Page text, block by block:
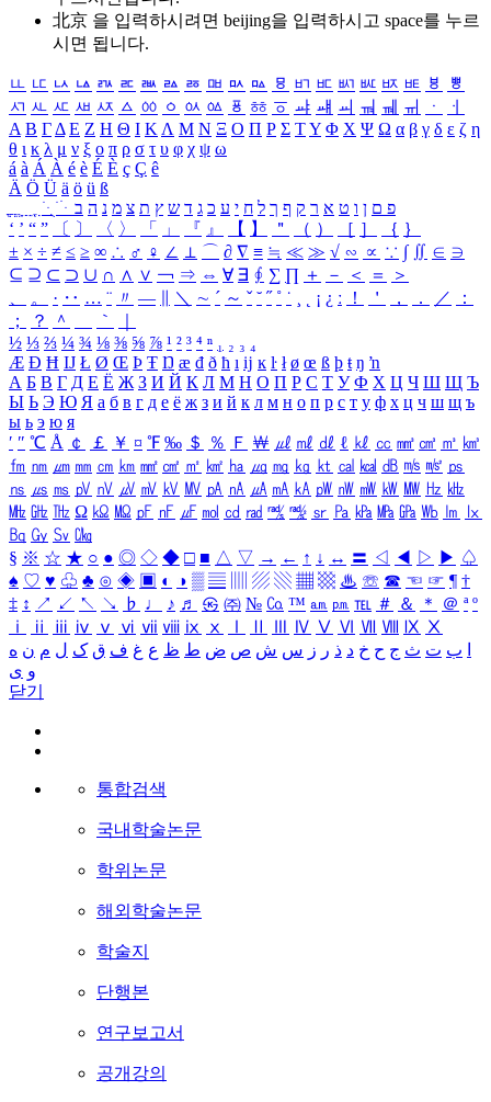
北京 을 입력하시려면 beijing을 입력하시고 space를 누르
시면 됩니다.
ㅥ ㅦ ㅧ ㅨ ㅩ ㅪ ㅫ ㅬ ㅭ ㅮ ㅯ ㅰ ㅱ ㅲ ㅳ ㅴ ㅵ ㅶ ㅷ ㅸ
ㅹ
ㅺ ㅻ ㅼ ㅽ ㅾ ㅿ ㆀ ㆁ ㆂ ㆃ ㆄ ㆅ ㆆ ㆇ ㆈ ㆉ ㆊ ㆋ ㆌ ㆍ
ㆎ
Α Β ΓΔ Ε Ζ Η Θ Ι ΚΛ Μ Ν Ξ Ο Π Ρ Σ ΤΥ Φ Χ Ψ Ω α β γ δ ε ζ η
θ ι κ λ μ ν ξ ο π ρ σ τ υ φ χ ψ ω
á à Á À é è É È ç Ç ê
Ä Ö Ü ä ö ü ß
ִֶֹ ֻּ ׁׂ פ ם ן ו ט א ר ק ף ך ל ח י ע כ ג ד ש ץ ת צ מ נ ה ב
‘ ’ “ ” 〔 〕 〈 〉 「 」 『 』 【 】 ＂ （ ） ［ ］ ｛ ｝
± × ÷ ≠ ≤ ≥ ∞ ∴ ♂ ♀ ∠ ⊥ ⌒ ∂ ∇ ≡ ≒ ≪ ≫ √ ∽ ∝ ∵ ∫ ∬ ∈ ∋
⊆ ⊇ ⊂ ⊃ ∪ ∩ ∧ ∨ ￢ ⇒ ⇔ ∀ ∃ ∮ ∑ ∏ ＋ － ＜ ＝
＞
、
。 · ‥ … ¨ 〃 ― ＼ ∼ ´ ～ ˇ ˘ ˝ ˚ ˙ ¸ ¡ ¿ ː ！ ＇ ， ． ／
：
；
？ ＾ ｀
½ ⅓ ⅔ ¼ ¾ ⅛ ⅜ ⅝ ⅞ ¹ ² ³ ⁴ ⁿ ₁ ₂ ₃ ₄
Æ Ð Ħ Ĳ Ł Ø Œ Þ Ŧ Ŋ æ đ ð ħ ı ĳ ĸ ŀ ł ø œ ß þ ŧ ŋ ŉ
А Б В Г Д Е Ё Ж З И Й К Л М Н О П Р С Т У Ф Х Ц Ч Ш Щ Ъ
Ы Ь Э Ю Я а б в г д е ё ж з и й к л м н о п р с т у ф х ц ч ш щ ъ
ы ь э ю я
′ ″ ℃ Å ￠ ￡ ￥ ¤ ℉ ‰ ＄ ％ Ｆ ￦ ㎕ ㎖ ㎗ ℓ ㎘ ㏄ ㎣ ㎤ ㎥ ㎦
㎙ ㎚ ㎛ ㎜ ㎝ ㎞ ㎟ ㎠ ㎡ ㎢ ㏊ ㎍ ㎎ ㎏ ㏏ ㎈ ㎉ ㏈ ㎧ ㎨ ㎰
㎱ ㎲ ㎳ ㎴ ㎵ ㎶ ㎷ ㎸ ㎹ ㎀ ㎁ ㎂ ㎃ ㎄ ㎺ ㎻ ㎽ ㎾ ㎿ ㎐ ㎑
㎒ ㎓ ㎔ Ω ㏀ ㏁ ㎊ ㎋ ㎌ ㏖ ㏅ ㎭ ㎮ ㎯ ㏛ ㎩ ㎪ ㎫ ㎬ ㏝ ㏐
㏓
㏃ ㏉ ㏜ ㏆
§ ※ ☆ ★ ○ ● ◎ ◇ ◆ □ ■ △ ▽ → ← ↑ ↓ ↔ 〓 ◁ ◀ ▷ ▶ ♤
♠ ♡ ♥ ♧ ♣ ⊙ ◈ ▣ ◐ ◑ ▒ ▤ ▨ ▧ ▦ ▩ ♨ ☏ ☎ ☜ ☞ ¶ †
‡ ↕ ↗ ↙ ↖ ↘ ♭ ♩ ♪ ♬ ㉿ ㈜ № ㏇ ™ ㏂ ㏘ ℡ ＃ ＆ ＊ ＠ ª º
ⅰ
ⅱ ⅲ ⅳ ⅴ ⅵ ⅶ ⅷ ⅸ ⅹ Ⅳ Ⅴ Ⅵ Ⅶ Ⅷ Ⅸ Ⅹ
ب ت ث ج ح خ د ذ ر ز س ش ص ض ط ظ ع غ ف ق ک ل م ن ه
و ی
닫기
통합검색
국내학술논문
학위논문
해외학술논문
학술지
단행본
연구보고서
공개강의